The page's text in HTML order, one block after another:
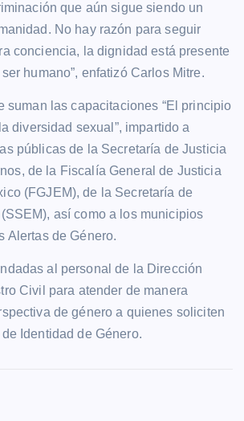
que aún sigue siendo un
No hay razón para seguir
conciencia, la dignidad está presente
humano”, enfatizó Carlos Mitre.
suman las capacitaciones “El principio
diversidad sexual”, impartido a
públicas de la Secretaría de Justicia
de la Fiscalía General de Justicia
(FGJEM), de la Secretaría de
así como a los municipios
Alertas de Género.
al personal de la Dirección
Civil para atender de manera
de género a quienes soliciten
Identidad de Género.